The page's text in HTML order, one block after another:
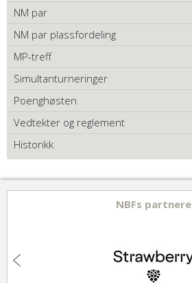
NM par
NM par plassfordeling
MP-treff
Simultanturneringer
Poenghøsten
Vedtekter og reglement
Historikk
NBFs partnere